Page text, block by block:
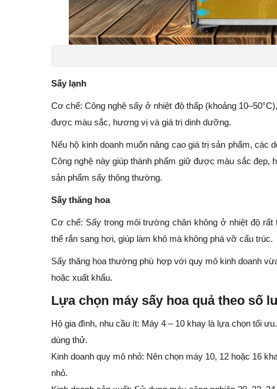
Sấy lạnh
Cơ chế: Công nghệ sấy ở nhiệt độ thấp (khoảng
được màu sắc, hương vị và giá trị dinh dưỡng.
Nếu hộ kinh doanh muốn nâng cao giá trị sản phẩm,
Công nghệ này giúp thành phẩm giữ được màu sắc
sản phẩm sấy thông thường.
Sấy thăng hoa
Cơ chế: Sấy trong môi trường chân không ở nhiệt độ
thể rắn sang hơi, giúp làm khô mà không phá vỡ cấu trúc.
Sấy thăng hoa thường phù hợp với quy mô kinh doanh
hoặc xuất khẩu.
Lựa chọn máy sấy hoa quả theo số
Hộ gia đình, nhu cầu ít: Máy 4 – 10 khay là lựa chọn tối
dùng thử.
Kinh doanh quy mô nhỏ: Nên chọn máy 10, 12 hoặc 16
nhỏ.